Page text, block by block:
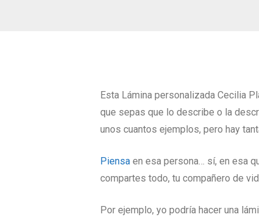
Esta Lámina personalizada Cecilia
que sepas que lo describe o la
unos cuantos ejemplos, pero hay
Piensa en esa persona… sí, en esa
compartes todo, tu compañero de
Por ejemplo, yo podría hacer una